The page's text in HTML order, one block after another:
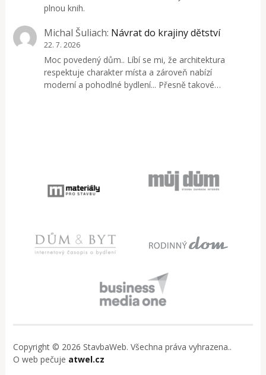
plnou knih.
Michal Šuliach: Návrat do krajiny dětství
22. 7. 2026
Moc povedený dům.. Líbí se mi, že architektura
respektuje charakter místa a zároveň nabízí
moderní a pohodlné bydlení... Přesně takové…
Copyright © 2026 StavbaWeb. Všechna práva vyhrazena..
O web pečuje atwel.cz